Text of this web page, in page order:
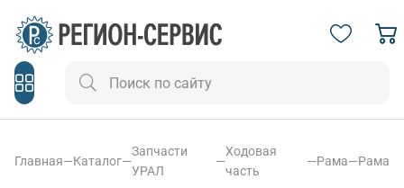
Главная—Каталог—
Запчасти
УРАЛ
—
Ходовая
часть
—Рама—Рама